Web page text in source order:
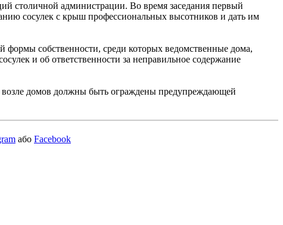
столичной администрации. Во время заседания первый
сосулек с крыш профессиональных высотников и дать им
формы собственности, среди которых ведомственные дома,
и об ответственности за неправильное содержание
возле домов должны быть ограждены предупреждающей
або Facebook